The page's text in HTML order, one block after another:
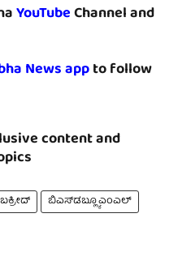
YouTubeChannel and
News appto follow
content and
ಬಕ್ರೀದ್
ಬಿಎಸ್‌ಡಬ್ಲ್ಯೂಎಂಎಲ್